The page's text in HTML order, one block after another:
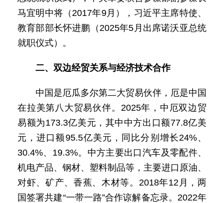
马宜明中将（2017年9月），习近平主席特使、
教育部部长怀进鹏（2025年5月出席诺沃亚总统
就职仪式）。
二、双边经贸关系与经济技术合作
中国是厄瓜多尔第二大贸易伙伴，厄是中国
在拉美第八大贸易伙伴。2025年，中厄双边贸
易额为173.3亿美元，其中中方出口额77.8亿美
元，进口额95.5亿美元，同比分别增长24%、
30.4%、19.3%。中方主要出口汽车及零配件、
机电产品、钢材、塑料制品等，主要进口原油、
对虾、矿产、香蕉、木材等。2018年12月，两
国签署共建“一带一路”合作谅解备忘录。2022年